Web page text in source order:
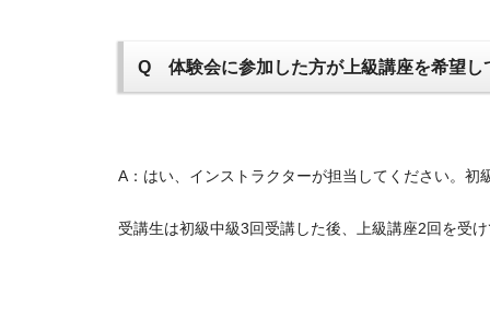
Q 体験会に参加した方が上級講座を希望し
A：はい、インストラクターが担当してください。初
受講生は初級中級3回受講した後、上級講座2回を受